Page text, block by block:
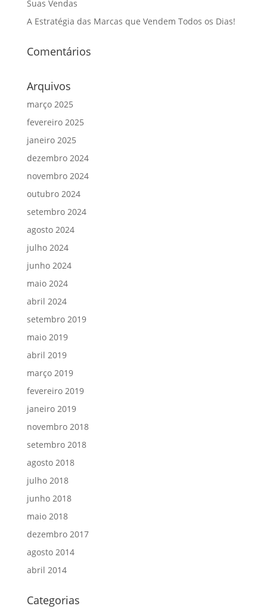
Suas Vendas
A Estratégia das Marcas que Vendem Todos os Dias!
Comentários
Arquivos
março 2025
fevereiro 2025
janeiro 2025
dezembro 2024
novembro 2024
outubro 2024
setembro 2024
agosto 2024
julho 2024
junho 2024
maio 2024
abril 2024
setembro 2019
maio 2019
abril 2019
março 2019
fevereiro 2019
janeiro 2019
novembro 2018
setembro 2018
agosto 2018
julho 2018
junho 2018
maio 2018
dezembro 2017
agosto 2014
abril 2014
Categorias